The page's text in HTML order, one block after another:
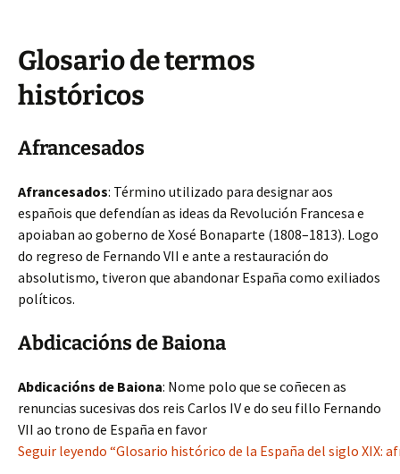
Glosario de termos
históricos
Afrancesados
Afrancesados: Término utilizado para designar aos
españois que defendían as ideas da Revolución Francesa e
apoiaban ao goberno de Xosé Bonaparte (1808–1813). Logo
do regreso de Fernando VII e ante a restauración do
absolutismo, tiveron que abandonar España como exiliados
políticos.
Abdicacións de Baiona
Abdicacións de Baiona: Nome polo que se coñecen as
renuncias sucesivas dos reis Carlos IV e do seu fillo Fernando
VII ao trono de España en favor
Seguir leyendo “Glosario histórico de la España del siglo XIX: